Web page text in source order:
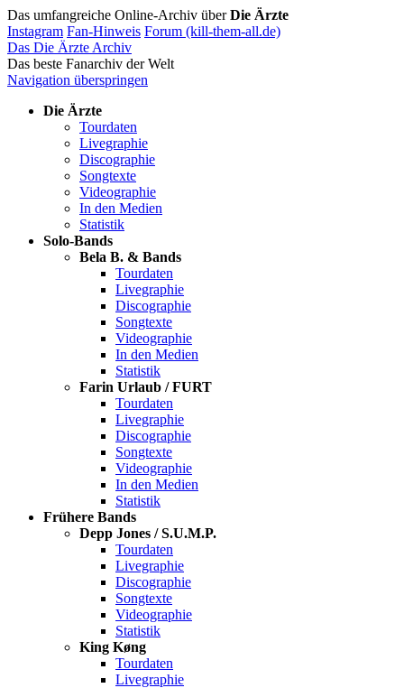
Das umfangreiche Online-Archiv überDie Ärzte
Instagram Fan-Hinweis Forum (kill-them-all.de)
Das Die Ärzte Archiv
Das beste Fanarchiv der Welt
Navigation überspringen
Die Ärzte
Tourdaten
Livegraphie
Discographie
Songtexte
Videographie
In den Medien
Statistik
Solo-Bands
Bela B. & Bands
Tourdaten
Livegraphie
Discographie
Songtexte
Videographie
In den Medien
Statistik
Farin Urlaub / FURT
Tourdaten
Livegraphie
Discographie
Songtexte
Videographie
In den Medien
Statistik
Frühere Bands
Depp Jones / S.U.M.P.
Tourdaten
Livegraphie
Discographie
Songtexte
Videographie
Statistik
King Køng
Tourdaten
Livegraphie